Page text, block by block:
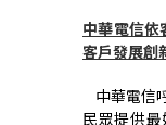
中華電信依
客戶發展創
中華電信
民眾提供